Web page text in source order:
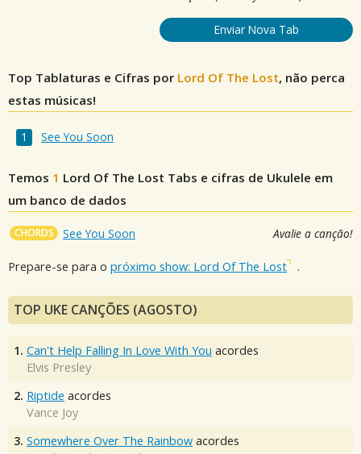
Enviar Nova Tab
Top Tablaturas e Cifras por Lord Of The Lost, não perca
estas músicas!
See You Soon
Temos 1 Lord Of The Lost Tabs e cifras de Ukulele em
um banco de dados
CHORDS See You Soon Avalie a canção!
Prepare-se para o próximo show: Lord Of The Lost .
TOP UKE CANÇÕES (AGOSTO)
1. Can't Help Falling In Love With You acordes
Elvis Presley
2. Riptide acordes
Vance Joy
3. Somewhere Over The Rainbow acordes